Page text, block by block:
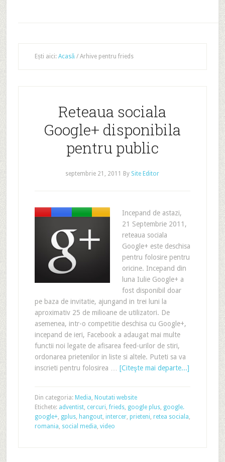
Ești aici: Acasă /Arhive pentru frieds
Reteaua sociala
Google+ disponibila
pentru public
septembrie 21, 2011 By Site Editor
Incepand de astazi,
21 Septembrie 2011,
reteaua sociala
Google+ este deschisa
pentru folosire pentru
oricine. Incepand din
luna Iulie Google+ a
fost disponibil doar
pe baza de invitatie, ajungand in trei luni la
aproximativ 25 de milioane de utilizatori. De
asemenea, intr-o competitie deschisa cu Google+,
incepand de ieri, Facebook a adaugat mai multe
functii noi legate de afisarea feed-urilor de stiri,
ordonarea prietenilor in liste si altele. Puteti sa va
inscrieti pentru folosirea … [Citeşte mai departe...]
Din categoria: Media, Noutati website
Etichete: adventist, cercuri,frieds, google plus, google.
google+, gplus, hangout, intercer, prieteni, retea sociala,
romania, social media, video